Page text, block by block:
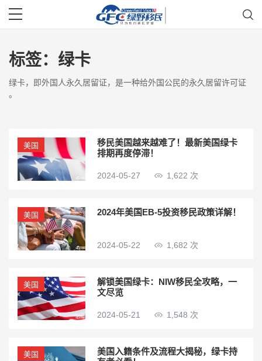
标签： 绿卡
绿卡，即外国人永久居留证，是一种给外国公民的永久居留许可证
。
美国
移民美国越来越难了！最新美国绿卡
排期再度停滞！
2024-05-27 1,622 次
美国 2024年美国EB-5投资移民政策详解！
2024-05-22 1,682 次
美国
解锁美国绿卡：NIW移民全攻略，一
文尽览
2024-05-21 1,548 次
美国
美国入籍条件及流程大揭秘，绿卡持